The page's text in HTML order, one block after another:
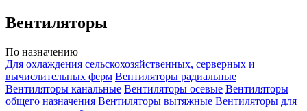
Вентиляторы
По назначению
Для охлаждения сельскохозяйственных, серверных и
вычислительных ферм Вентиляторы радиальные
Вентиляторы канальные Вентиляторы осевые Вентиляторы
общего назначения Вентиляторы вытяжные Вентиляторы для